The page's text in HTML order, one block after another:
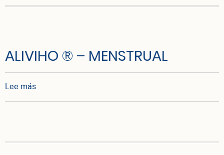
ALIVIHO ® – MENSTRUAL
Lee mássobre ALIVIHO ® – MENSTRUAL